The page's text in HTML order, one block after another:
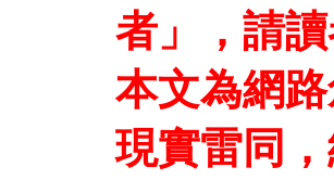
者」，請
本文為網
現實雷同